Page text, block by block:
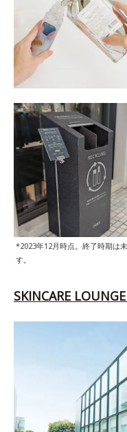
*2023年12月時点。終了時期は
す。
SKINCARE